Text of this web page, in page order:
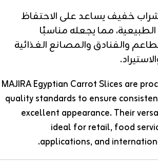
خفيف يساعد على الاحتفاظ
مما يجعله مناسبًا
والفنادق والمصانع الغذائية
MAJIRA Egyptian Carrot Slices are
quality standards to ensure
excellent appearance. Their
ideal for retail, food
applications, and